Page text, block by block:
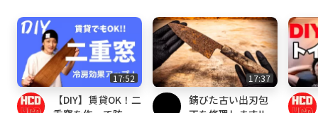
各メジャーな紹介サイトでも人気ランク上位を
継続中の
当店是非へアクセス下さい！
◆当社の特徴◆
17:52
【DIY】賃貸OK！二
17:37
錆びた古い出刃包